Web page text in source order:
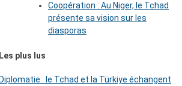
Coopération : Au Niger, le Tchad
présente sa vision sur les
diasporas
Les plus lus
Diplomatie : le Tchad et la Türkiye échangent